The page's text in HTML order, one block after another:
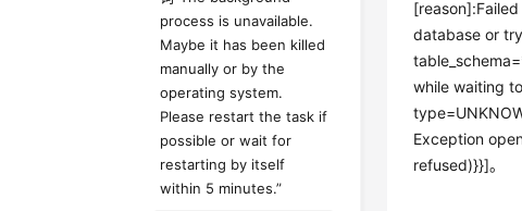
process is unavailable.
Maybe it has been killed
manually or by the
operating system.
Please restart the task if
possible or wait for
restarting by itself
within 5 minutes.”
database or
while waiting
Exception
refused)}}]。